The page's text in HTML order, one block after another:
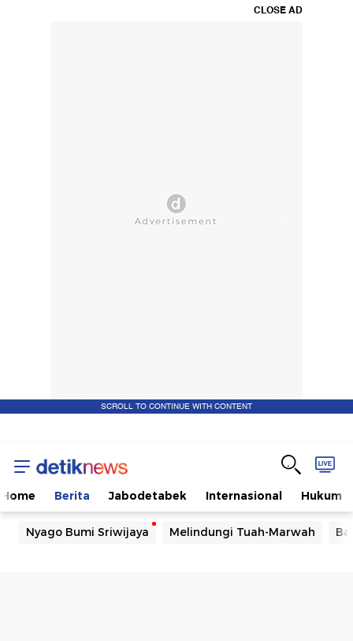
CLOSE AD
SCROLL TO CONTINUE WITH CONTENT
Home Berita Jabodetabek Internasional Hukum
Nyago Bumi Sriwijaya Melindungi Tuah-Marwah